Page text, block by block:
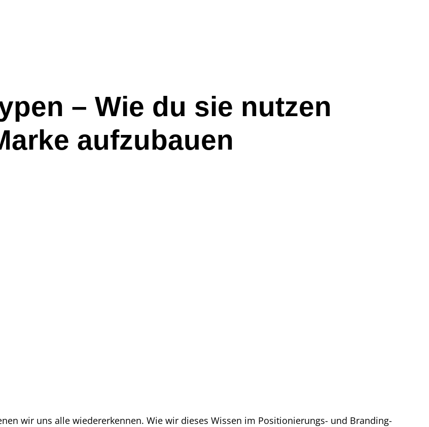
– Wie du sie nutzen
aufzubauen
wir uns alle wiedererkennen. Wie wir dieses Wissen im Positionierungs- und Branding-